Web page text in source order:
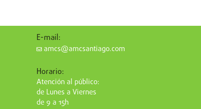
E-mail:
amcs@amcsantiago.com
Horario:
Atención al público:
de Lunes a Viernes
de 9 a 15h